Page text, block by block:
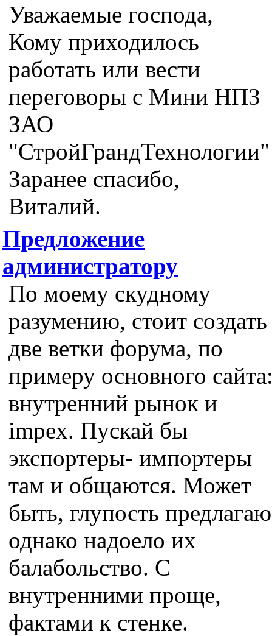
Уважаемые господа,
Кому приходилось
работать или вести
переговоры с Мини НПЗ
ЗАО
Заранее спасибо,
Виталий.
Предложение
администратору
По моему скудному
разумению, стоит создать
две ветки форума, по
примеру основного
внутренний рынок и
impex. Пускай бы
экспортеры- импортеры
там и общаются. Может
быть, глупость
однако надоело их
балабольство. С
внутренними проще,
фактами к стенке.